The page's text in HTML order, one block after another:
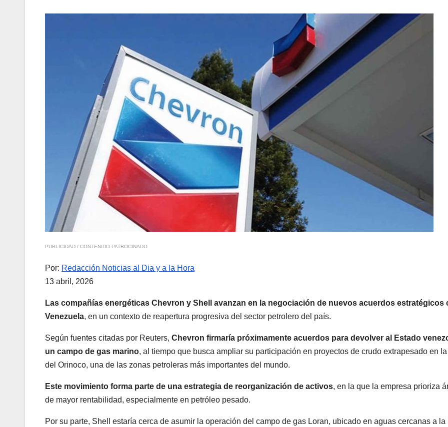
PUBLICIDAD / CONTENIDO PATROCINADO
Por: Redacción Noticias al Dia y a la Hora
13 abril, 2026
Las compañías energéticas Chevron y Shell avanzan en la negociación de nuevos acuerdos estratégicos
Venezuela, en un contexto de reapertura progresiva del sector petrolero del país.
Según fuentes citadas por Reuters, Chevron firmaría próximamente acuerdos para devolver al Estado
un campo de gas marino, al tiempo que busca ampliar su participación en proyectos de crudo extrapesado en
del Orinoco, una de las zonas petroleras más importantes del mundo.
Este movimiento forma parte de una estrategia de reorganización de activos, en la que la empresa prioriza
de mayor rentabilidad, especialmente en petróleo pesado.
Por su parte, Shell estaría cerca de asumir la operación del campo de gas Loran, ubicado en aguas cercanas a la